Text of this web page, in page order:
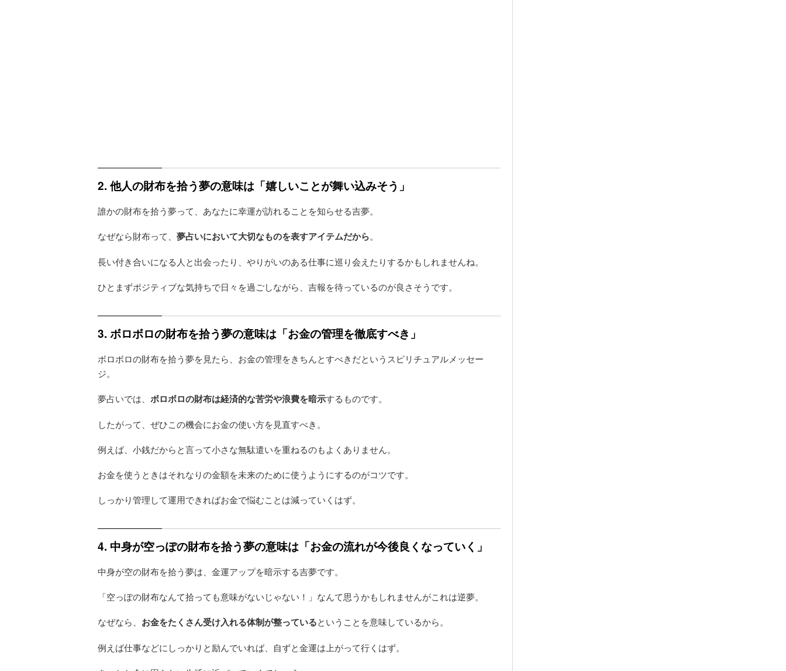
2. 他人の財布を拾う夢の意味は「嬉しいことが舞い込みそう」
誰かの財布を拾う夢って、あなたに幸運が訪れることを知らせる吉夢。
なぜなら財布って、 夢占いにおいて大切なものを表すアイテムだから。
長い付き合いになる人と出会ったり、やりがいのある仕事に巡り会えたりするかもしれませんね。
ひとまずポジティブな気持ちで日々を過ごしながら、吉報を待っているのが良さそうです。
3. ボロボロの財布を拾う夢の意味は「お金の管理を徹底すべき」
ボロボロの財布を拾う夢を見たら、お金の管理をきちんとすべきだというスピリチュアルメッセー
ジ。
夢占いでは、 ボロボロの財布は経済的な苦労や浪費を暗示するものです。
したがって、ぜひこの機会にお金の使い方を見直すべき。
例えば、小銭だからと言って小さな無駄遣いを重ねるのもよくありません。
お金を使うときはそれなりの金額を未来のために使うようにするのがコツです。
しっかり管理して運用できればお金で悩むことは減っていくはず。
4. 中身が空っぽの財布を拾う夢の意味は「お金の流れが今後良くなっていく」
中身が空の財布を拾う夢は、金運アップを暗示する吉夢です。
「空っぽの財布なんて拾っても意味がないじゃない！」なんて思うかもしれませんがこれは逆夢。
なぜなら、 お金をたくさん受け入れる体制が整っているということを意味しているから。
例えば仕事などにしっかりと励んでいれば、自ずと金運は上がって行くはず。